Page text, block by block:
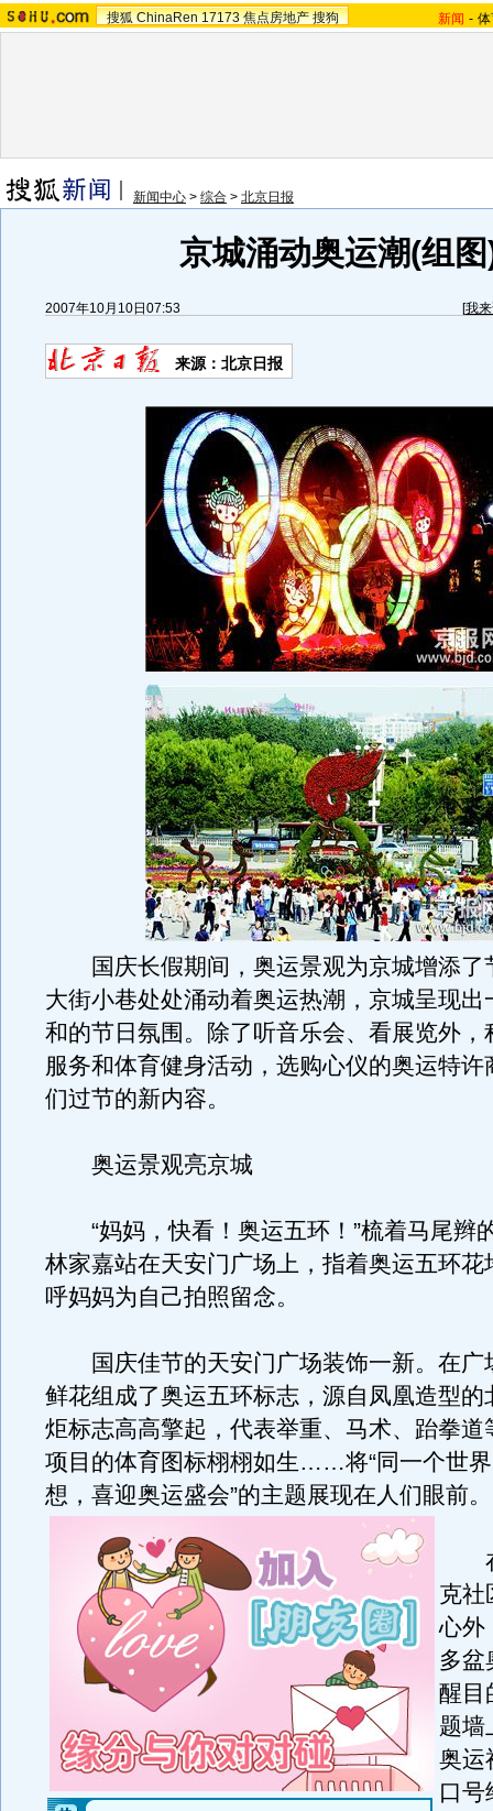
搜狐 ChinaRen 17173 焦点房地产 搜狗 新闻 -
新闻中心 > 综合 > 北京日报
京城涌动奥运潮(组
2007年10月10日07:53 [我
来源：北京日报
国庆长假期间，奥运景观为京城增添了
大街小巷处处涌动着奥运热潮，京城呈现出
和的节日氛围。除了听音乐会、看展览外，
服务和体育健身活动，选购心仪的奥运特许
们过节的新内容。
奥运景观亮京城
“妈妈，快看！奥运五环！”梳着马尾辫
林家嘉站在天安门广场上，指着奥运五环花
呼妈妈为自己拍照留念。
国庆佳节的天安门广场装饰一新。在广
鲜花组成了奥运五环标志，源自凤凰造型的
炬标志高高擎起，代表举重、马术、跆拳道
项目的体育图标栩栩如生……将“同一个世
想，喜迎奥运盛会”的主题展现在人们眼前。
在
克社
心外
多盆
醒目
题墙
奥运
口号